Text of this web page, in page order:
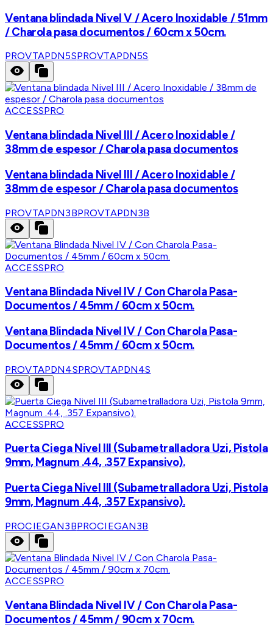
Ventana blindada Nivel V / Acero Inoxidable / 51mm
/ Charola pasa documentos / 60cm x 50cm.
PROVTAPDN5SPROVTAPDN5S
ACCESSPRO
Ventana blindada Nivel III / Acero Inoxidable /
38mm de espesor / Charola pasa documentos
Ventana blindada Nivel III / Acero Inoxidable /
38mm de espesor / Charola pasa documentos
PROVTAPDN3BPROVTAPDN3B
ACCESSPRO
Ventana Blindada Nivel IV / Con Charola Pasa-
Documentos / 45mm / 60cm x 50cm.
Ventana Blindada Nivel IV / Con Charola Pasa-
Documentos / 45mm / 60cm x 50cm.
PROVTAPDN4SPROVTAPDN4S
ACCESSPRO
Puerta Ciega Nivel III (Subametralladora Uzi, Pistola
9mm, Magnum .44, .357 Expansivo).
Puerta Ciega Nivel III (Subametralladora Uzi, Pistola
9mm, Magnum .44, .357 Expansivo).
PROCIEGAN3BPROCIEGAN3B
ACCESSPRO
Ventana Blindada Nivel IV / Con Charola Pasa-
Documentos / 45mm / 90cm x 70cm.